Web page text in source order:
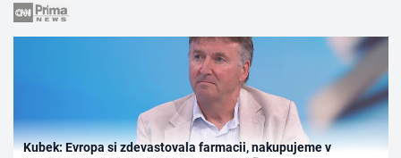
Kubek: Evropa si zdevastovala farmacii, nakupujeme v